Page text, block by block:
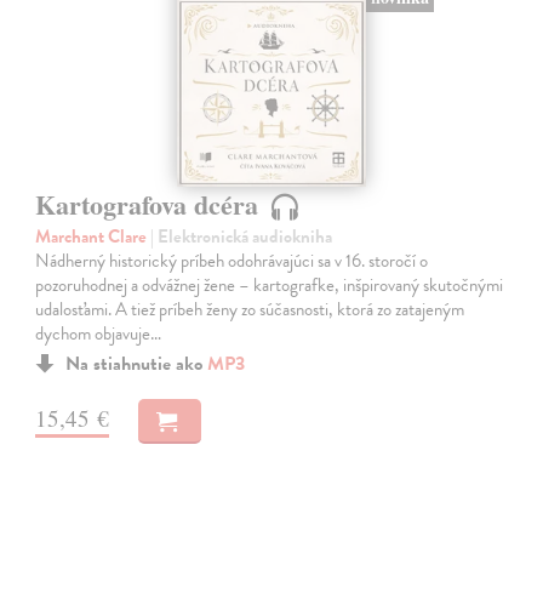
Kartografova dcéra
Marchant Clare | Elektronická audiokniha
Nádherný historický príbeh odohrávajúci sa v 16. storočí o
pozoruhodnej a odvážnej žene – kartografke, inšpirovaný skutočnými
udalosťami. A tiež príbeh ženy zo súčasnosti, ktorá zo zatajeným
dychom objavuje…
Na stiahnutie ako MP3
15,45 €